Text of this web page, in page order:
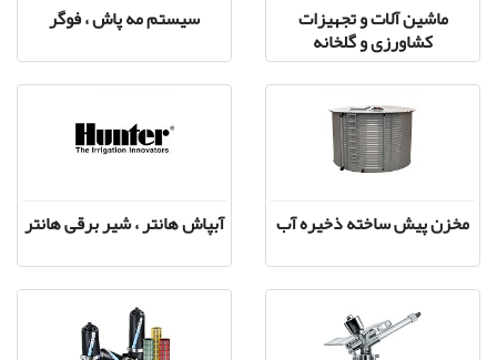
ماشین آلات و تجهیزات
کشاورزی و گلخانه
سیستم مه پاش ، فوگر
مخزن پیش ساخته ذخیره آب آبپاش هانتر ، شیر برقی هانتر